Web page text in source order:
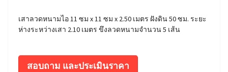
เสาลวดหนามไอ 11 ซม x 11 ซม x 2.50 เมตร ฝังดิน 50 ซม. ระยะ
ห่างระหว่างเสา 2.10 เมตร ขึงลวดหนามจำนวน 5 เส้น
สอบถาม และประเมินราคา